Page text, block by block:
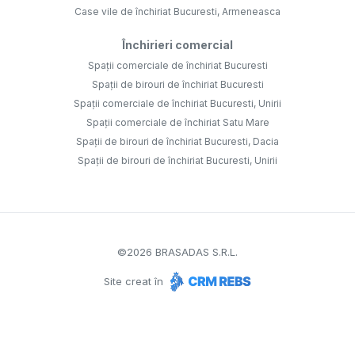
Case vile de închiriat Bucuresti, Armeneasca
Închirieri comercial
Spații comerciale de închiriat Bucuresti
Spații de birouri de închiriat Bucuresti
Spații comerciale de închiriat Bucuresti, Unirii
Spații comerciale de închiriat Satu Mare
Spații de birouri de închiriat Bucuresti, Dacia
Spații de birouri de închiriat Bucuresti, Unirii
©2026 BRASADAS S.R.L.
Site creat în